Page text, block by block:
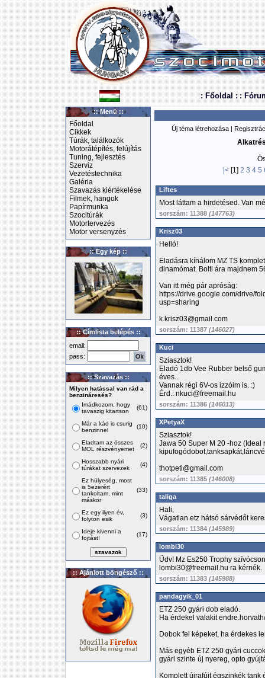
: Főoldal : :
:: Menü ::
Főoldal
Cikkek
Túrák, találkozók
Motorátépítés, felújítás
Tuning, fejlesztés
Szerviz
Vezetéstechnika
Galéria
Szavazás kiértékelése
Filmek, hangok
Papírmunka
Szocitúrák
Motortervezés
Motor versenyzés
:: Egy kép ::
:: Címlista belépés ::
email:
pass:
:: Szavazás ::
Milyen hatással van rád a
benzináresés?
Imádkozom, hogy
tavaszig kitartson
(61)
Már a kád is csurig
benzinnel
(10)
Eladtam az összes
MOL részvényemet
(2)
Hosszabb nyári
túrákat szervezek
(4)
Ez hülyeség, most
is 5ezerért
tankoltam, mint
máskor
(33)
Ez egy ilyen év,
folyton esik
(3)
Ideje kivenni a
fojtást!
(17)
:: Ajánlott böngésző ::
Új téma létrehozása |
|<[1] 2 3 4 5
Liftes
Most láttam a hirdetésed. Van
sorszám: 11388 (147763)
Krisz03
Helló!
Eladásra kínálom MZ TS
dinamómat. Bolti ára majdnem
Van itt még pár apróság:
https://drive.google.com/drive/
usp=sharing
k.krisz03@gmail.com
sorszám: 11387 (146027)
Kuci
Sziasztok!
Eladó 1db Vee Rubber belső
éves...
Vannak régi 6V-os izzóim is. :)
Érd.: nkuci@freemail.hu
sorszám: 11386 (146013)
XPetyaX
Sziasztok!
Jawa 50 Super M 20 -hoz
thotpeti@gmail.com
sorszám: 11385 (146008)
taliga
Hali,
Vágatlan etz hátsó sárvédőt
sorszám: 11384 (145989)
lombi30
Üdv! Mz Es250 Trophy
lombi30@freemail.hu ra kérnék.
sorszám: 11383 (145988)
pandagyik_01
ETZ 250 gyári dob eladó.
Ha érdekel valakit
Dobok fel képeket, ha érdekes
Más egyéb ETZ 250 gyári
gyári szinte új nyereg, opto
Komplett újrafújt égszinkék tank